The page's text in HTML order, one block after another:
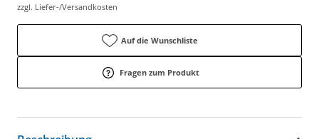
zzgl. Liefer-/Versandkosten
Auf die Wunschliste
Fragen zum Produkt